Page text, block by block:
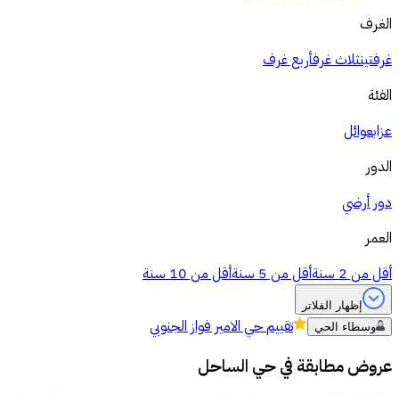
الغرف
غرفتينثلاث غرفأربع غرف
الفئة
عزابعوائل
الدور
دور أرضي
العمر
أقل من 2 سنة
أقل من 5 سنة أقل من 10 سنة
إظهار الفلاتر
وسطاء الحي
تقييمحي الامير فواز الجنوبي
عروض مطابقة فيحي الساحل